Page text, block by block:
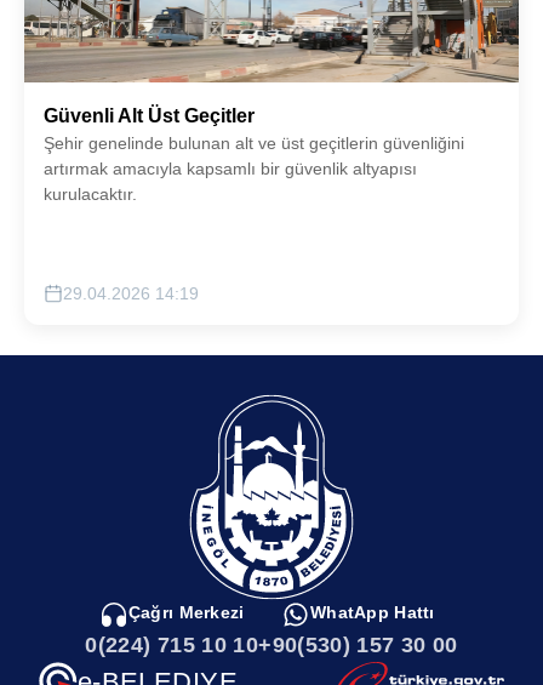
Güvenli Alt Üst Geçitler
Şehir genelinde bulunan alt ve üst geçitlerin güvenliğini
artırmak amacıyla kapsamlı bir güvenlik altyapısı
kurulacaktır.
29.04.2026 14:19
Çağrı Merkezi
0(224) 715 10 10
WhatApp Hattı
+90(530) 157 30 00